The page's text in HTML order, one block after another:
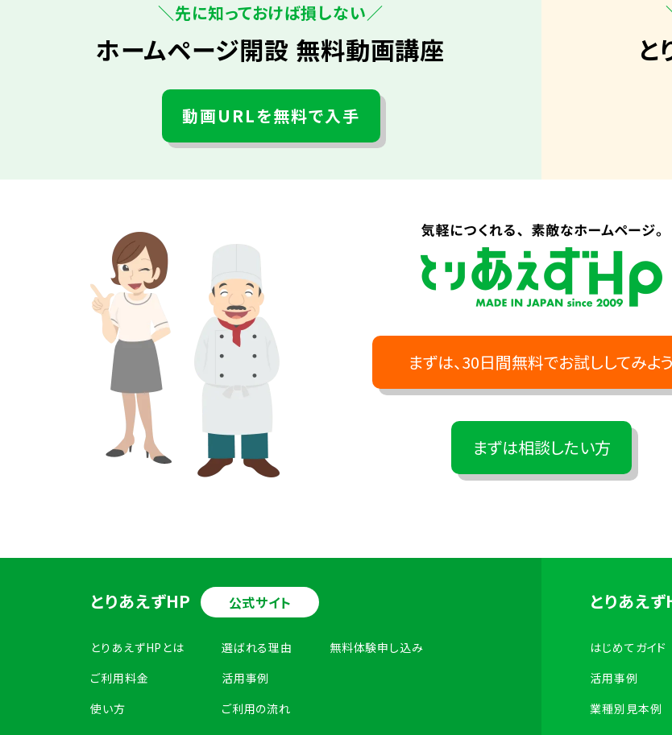
＼先に知っておけば損しない／
ホームページ開設 無料動画講座
動画URLを無料で入手
と
まずは、30日間無料でお試ししてみよう
まずは相談したい方
とりあえずHP 公式サイト
とりあえずHPとは
ご利用料金
使い方
選ばれる理由
活用事例
ご利用の流れ
無料体験申し込み
とりあえ
はじめてガイド
活用事例
業種別見本例